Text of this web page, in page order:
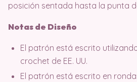
posición sentada hasta la punta
Notas de Diseño
El patrón está escrito
crochet de EE. UU.
El patrón está escrito en